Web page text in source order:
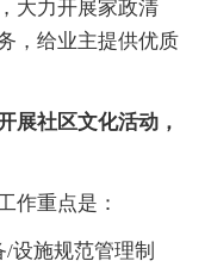
大力开展家政清
，给业主提供优质
社区文化活动，
重点是：
施规范管理制